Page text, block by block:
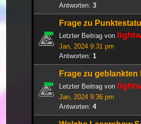
Antworten: 3
Frage zu
Letzter Beitrag von
Jan, 2024 9:31 pm
Antworten: 1
Frage zu geblankten
Letzter Beitrag von
Jan, 2024 9:36 pm
Antworten: 4